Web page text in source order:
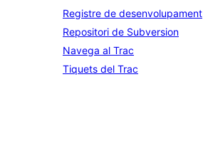
Registre de desenvolupament
Repositori de Subversion
Navega al Trac
Tiquets del Trac